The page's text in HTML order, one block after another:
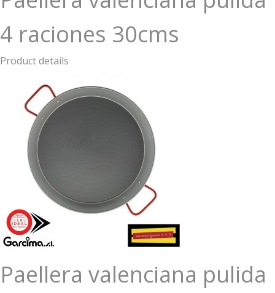
4 raciones 30cms
Product details
Paellera valenciana pulida